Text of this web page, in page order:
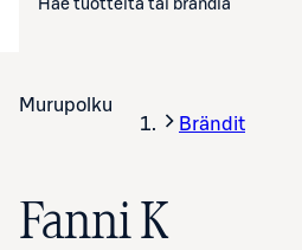
Murupolku
Brändit
Fanni K